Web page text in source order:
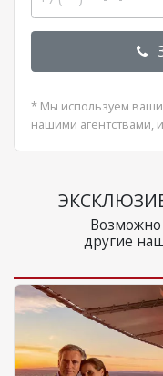
* Мы используем ваши
нашими агентствами,
другие